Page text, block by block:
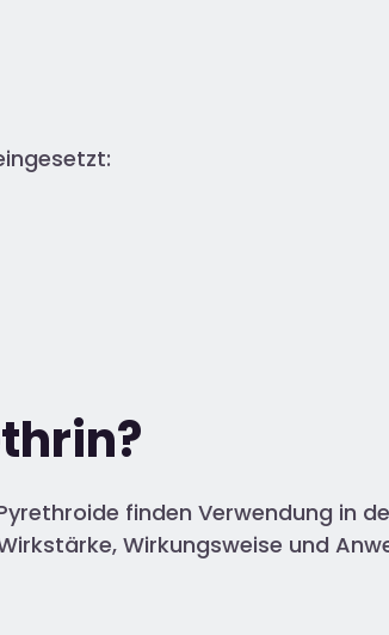
finden Verwendung in
Wirkungsweise und